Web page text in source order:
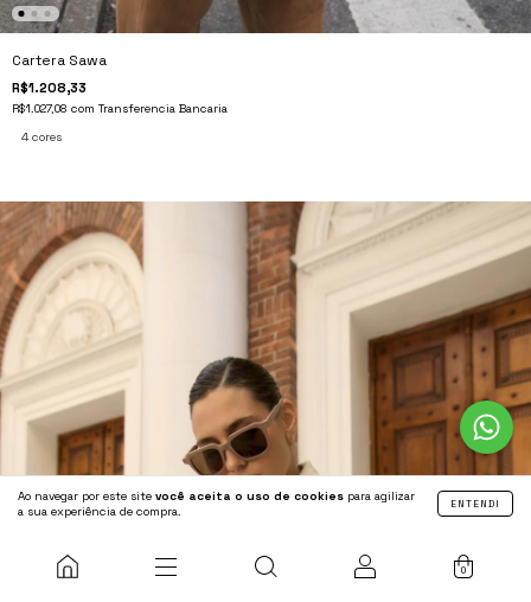
Ao navegar por este site você aceita o uso de cookies para agilizar
a sua experiência de compra.
ENTENDI
0
Cartera Sawa
R$1.208,33
R$1.027,08 com Transferencia Bancaria
4 cores